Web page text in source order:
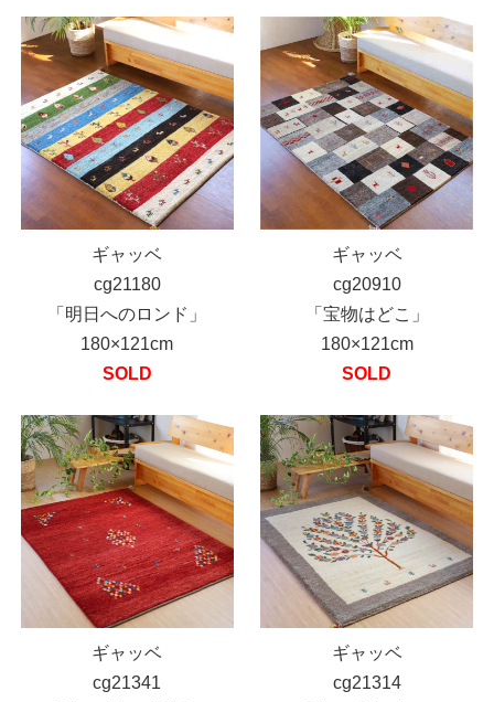
ギャッベ
cg21180
「明日へのロンド」
180×121cm
SOLD
ギャッベ
cg20910
「宝物はどこ」
180×121cm
SOLD
ギャッベ
cg21341
ギャッベ
cg21314